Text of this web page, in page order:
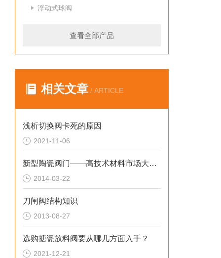
浮动式球阀
查看全部产品
相关文章 / ARTICLE
浅析切换阀卡死的原因
2021-11-06
新型陶瓷阀门——高技术材料市场大势所趋
2014-03-22
刀闸阀结构知识
2013-08-27
选购搪瓷放料阀要从哪几方面入手？
2021-12-21